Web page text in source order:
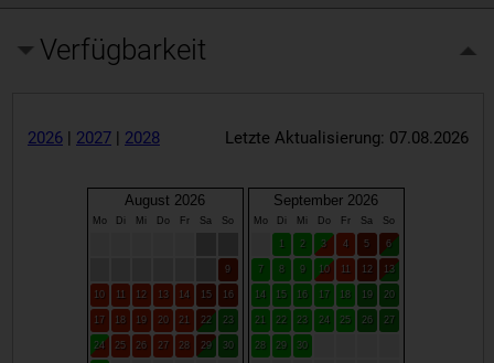
Verfügbarkeit
2026| 2027| 2028 Letzte Aktualisierung: 07.08.2026
August 2026
Mo Di Mi Do Fr Sa So
9
10 12 13 14 15 16
17 18 19 20 21 22 23
24 25 26 27 28 29 30
September 2026
Mo Di Mi Do Fr Sa So
2 3 4 5 6
7 8 9 10 12 13
14 15 16 17 18 19 20
21 22 23 24 25 26 27
28 29 30